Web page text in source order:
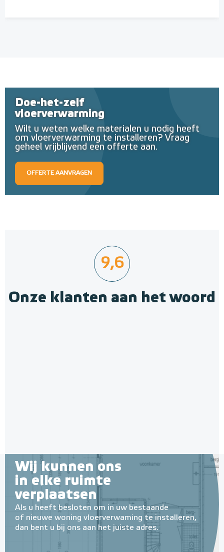
Doe-het-zelf
vloerverwarming
Wilt u weten welke materialen u nodig heeft
om vloerverwarming te installeren? Vraag
geheel vrijblijvend een offerte aan.
OFFERTE AANVRAGEN
9,6
Onze klanten aan het woord
Wij kunnen ons
in elke ruimte
verplaatsen
Als u heeft besloten om in uw bestaande
of nieuwe woning vloerverwaming te installeren,
dan bent u bij ons aan het juiste adres.